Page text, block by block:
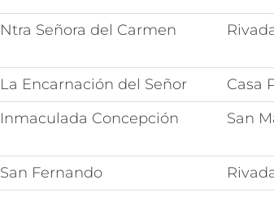
Ntra Señora del Carmen
La Encarnación del Señor Casa
Inmaculada Concepción San
San Fernando